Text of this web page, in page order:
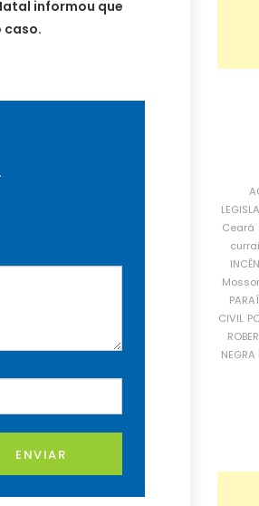
informou que
caso.
ENVIAR
Ceará
CIVIL
NEGRA